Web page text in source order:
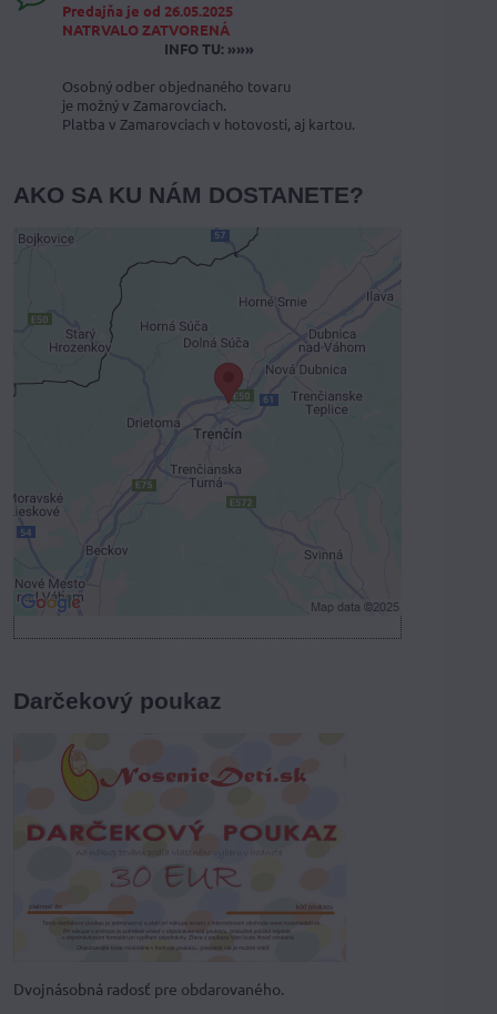
Predajňa je od 26.05.2025
NATRVALO ZATVORENÁ
INFO TU: »»»
Osobný odber objednaného tovaru
je možný v Zamarovciach.
Platba v Zamarovciach v hotovosti, aj kartou.
AKO SA KU NÁM DOSTANETE?
Externý obsah je blokovaný
Voľbami súkromia
Prajete si načítať externý obsah?
Povoliť tentokrát
Povoliť a zapamätať - súhlas s druhom
cookie: Funkčné
Darčekový poukaz
Dvojnásobná radosť pre obdarovaného.